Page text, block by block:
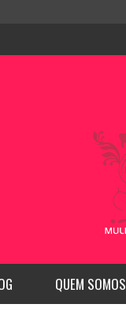
QUEM SOMOS